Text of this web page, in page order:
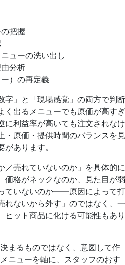
把握
ューの洗い出し
分析
）の再定義
字」と「現場感覚」の両方で判断
く出るメニューでも原価が高すぎ
に利益率が高いても注文されなけ
・原価・提供時間のバランスを見
あります。
／売れていないのか」を具体的に
価格がネックなのか、見た目が弱
ていないのか——原因によって打
れないから外す」のではなく、一
ヒット商品に化ける可能性もあり
まるものではなく、意図して作
ニューを軸に、スタッフのおす